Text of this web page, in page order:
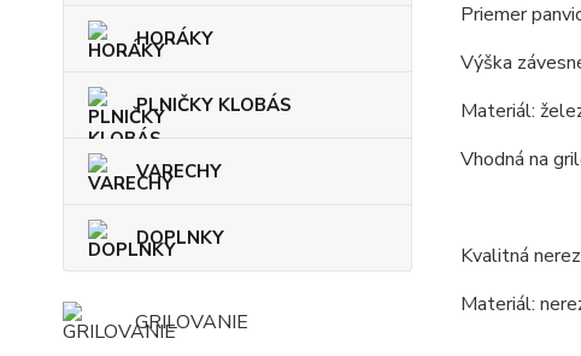
HORÁKY
PLNIČKY KLOBÁS
VARECHY
DOPLNKY
GRILOVANIE
Priemer
Výška
Materiál:
Vhodná na
Kvalitná
Materiál: